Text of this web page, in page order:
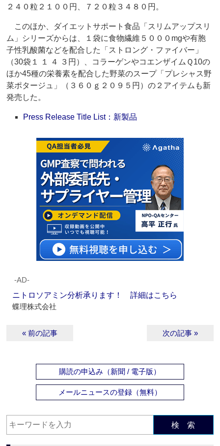
２４０粒２１００円、７２０粒３４８０円。
このほか、ダイエットサポート食品「スリムアップスリ
ム」シリーズからは、１袋に食物繊維５０００mgや有胞
子性乳酸菌などを配合した「ストロング・ファイバー」
（30袋１ １ ４ ３円）、コラーゲンやコエンザイムＱ10の
ほか45種の栄養素を配合した野菜のスープ「プレシャス野
菜ポタージュ」（３６０ｇ２０９５円）の２アイテムも新
発売した。
Press Release Title List：新製品
‐AD‐
ニトロソアミン分析承ります！ 詳細はこちら
蝶理株式会社
« 前の記事 次の記事 »
購読の申込み（新聞 / 電子版）
メールニュースの登録（無料）
検 索